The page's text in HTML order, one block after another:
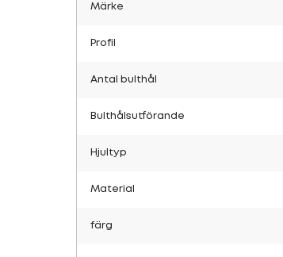
Märke
Profil
Antal bulthål
Bulthålsutförande
Hjultyp
Material
färg